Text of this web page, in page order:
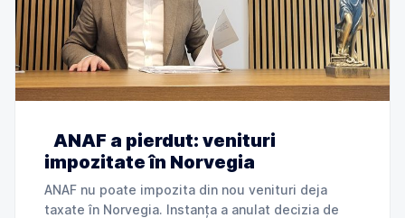
ANAF a pierdut: venituri
impozitate în Norvegia
ANAF nu poate impozita din nou venituri deja
taxate în Norvegia. Instanța a anulat decizia de